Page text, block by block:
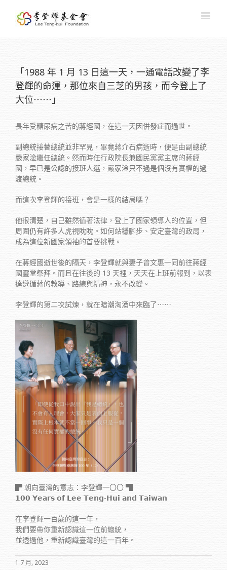
「1988 年 1 月 13 日這一天，一通電話改變了李
登輝的命運，那位來自三芝的男孩，而今登上了
大位⋯⋯」
長年受糖尿病之苦的蔣經國，在這一天因併發症而過世。
副總統接替總統並非罕見，畢竟蔣介石病逝時，便是由副總統
嚴家淦繼任總統。然而時任行政院長兼國民黨黨主席的蔣經
國，早已是公認的接班人選，嚴家淦只不過是個沒有實權的過
渡總統。
而這次李登輝的接班，會是一樣的結局嗎？
他很清楚，自己雖然循著法律，登上了國家領導人的位置，但
周圍仍有許多人虎視眈眈。如何站穩腳步、安定臺灣的政局，
成為這位新國家領袖的首要挑戰。
在蔣經國逝世後的隔天，李登輝就與妻子曾文惠一同前往蔣經
國靈堂祭拜。而且在往後的 13 天裡，天天在上班前報到，以表
達遵循蔣的教導、路線與精神，永不改變。
李登輝的第二次試煉，就在暗潮洶湧中來臨了⋯⋯
▛ 朝向臺灣的意志：李登輝一〇〇 ▜
𝟭𝟬𝟬 𝗬𝗲𝗮𝗿𝘀 𝗼𝗳 𝗟𝗲𝗲 𝗧𝗲𝗻𝗴-𝗛𝘂𝗶 𝗮𝗻𝗱 𝗧𝗮𝗶𝘄𝗮𝗻
在李登輝一百歲的這一年，
我們要帶你重新認識這一位前總統，
並透過他，重新認識臺灣的這一百年。
1 7 月, 2023